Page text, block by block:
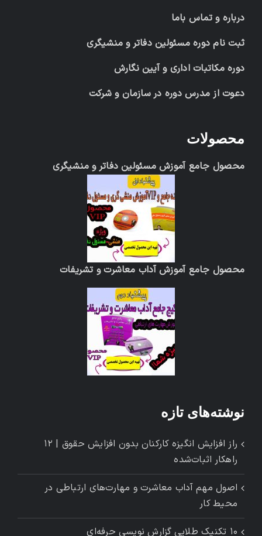
درباره و تماس باما
ثبت نام دوره مسئولین دفاتر و منشیگری
دوره مکاتبات اداری و آیین نگارش
دعوت از مدرس دوره در سازمان و شرکت
محصولات
محصول جامع آموزش مسئولین دفاتر و منشیگری
محصول جامع آموزش آداب معاشرت و تشریفات
نوشته‌های تازه
راز افزایش انگیزه کارکنان بدون افزایش حقوق | ۱۲
راهکار اثبات‌شده
اصول مهم آداب معاشرت و مهارت‌های ارتباطی در
محیط کار
۱۰ تکنیک طلایی گزارش ‌نویسی حرفه‌ای